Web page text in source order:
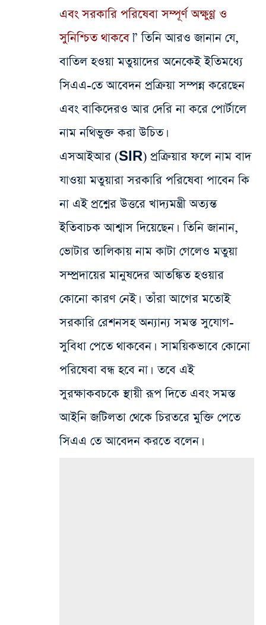
এবং সরকারি পরিষেবা সম্পূর্ণ অক্ষুণ্ণ ও
সুনিশ্চিত থাকবে।” তিনি আরও জানান যে,
বাতিল হওয়া মতুয়াদের অনেকেই ইতিমধ্যে
সিএএ-তে আবেদন প্রক্রিয়া সম্পন্ন করেছেন
এবং বাকিদেরও আর দেরি না করে পোর্টালে
নাম নথিভুক্ত করা উচিত।
এসআইআর (SIR) প্রক্রিয়ার ফলে নাম বাদ
যাওয়া মতুয়ারা সরকারি পরিষেবা পাবেন কি
না এই প্রশ্নের উত্তরে খাদ্যমন্ত্রী অত্যন্ত
ইতিবাচক আশ্বাস দিয়েছেন। তিনি জানান,
ভোটার তালিকায় নাম কাটা গেলেও মতুয়া
সম্প্রদায়ের মানুষদের আতঙ্কিত হওয়ার
কোনো কারণ নেই। তাঁরা আগের মতোই
সরকারি রেশনসহ অন্যান্য সমস্ত সুযোগ-
সুবিধা পেতে থাকবেন। সাময়িকভাবে কোনো
পরিষেবা বন্ধ হবে না। তবে এই
সুরক্ষাকবচকে স্থায়ী রূপ দিতে এবং সমস্ত
আইনি জটিলতা থেকে চিরতরে মুক্তি পেতে
সিএএ তে আবেদন করতে বলেন।